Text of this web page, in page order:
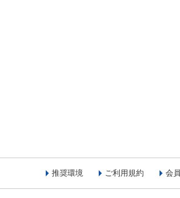
推奨環境 ご利用規約 会